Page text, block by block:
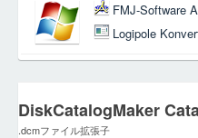
FMJ-Software
Logipole
DiskCatalogMaker
.dcmファイル拡張子